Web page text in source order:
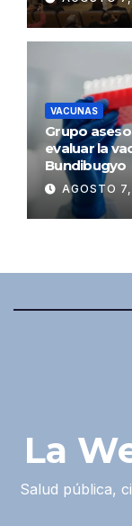
VACUNAS
Grupo
evaluar la
Bundibugyo
AGOSTO
La
Salud pública,